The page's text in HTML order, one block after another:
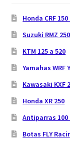
Honda CRF
Suzuki RMZ
KTM 125 a 520
Yamahas WRF
Kawasaki KXF
Honda XR 250
Antiparras 100
Botas FLY